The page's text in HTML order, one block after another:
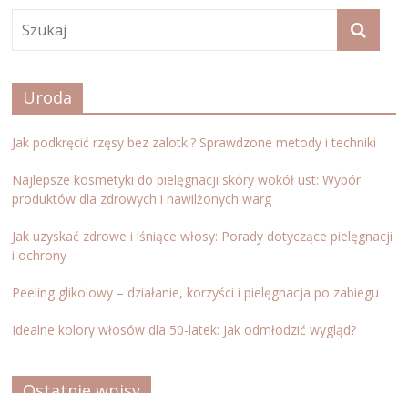
Uroda
Jak podkręcić rzęsy bez zalotki? Sprawdzone metody i techniki
Najlepsze kosmetyki do pielęgnacji skóry wokół ust: Wybór
produktów dla zdrowych i nawilżonych warg
Jak uzyskać zdrowe i lśniące włosy: Porady dotyczące pielęgnacji
i ochrony
Peeling glikolowy – działanie, korzyści i pielęgnacja po zabiegu
Idealne kolory włosów dla 50-latek: Jak odmłodzić wygląd?